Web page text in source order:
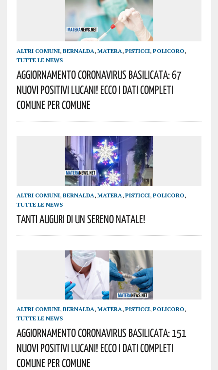
ALTRI COMUNI, BERNALDA, MATERA, PISTICCI, POLICORO,
TUTTE LE NEWS
AGGIORNAMENTO Coronavirus Basilicata: 67
Nuovi Positivi Lucani! Ecco I Dati Completi
Comune Per Comune
ALTRI COMUNI, BERNALDA, MATERA, PISTICCI, POLICORO,
TUTTE LE NEWS
Tanti Auguri Di Un Sereno Natale!
ALTRI COMUNI, BERNALDA, MATERA, PISTICCI, POLICORO,
TUTTE LE NEWS
AGGIORNAMENTO Coronavirus Basilicata: 151
Nuovi Positivi Lucani! Ecco I Dati Completi
Comune Per Comune